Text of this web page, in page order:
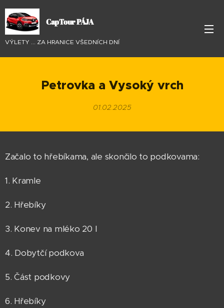
CapTour PÁJA
VÝLETY ... ZA HRANICE VŠEDNÍCH DNÍ
Petrovka a Vysoký vrch
01.02.2025
Začalo to hřebíkama, ale skončilo to podkovama:
1. Kramle
2. Hřebíky
3. Konev na mléko 20 l
4. Dobytčí podkova
5. Část podkovy
6. Hřebíky